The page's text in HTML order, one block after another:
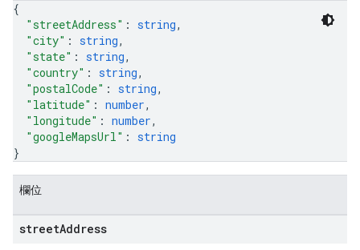
{
"streetAddress" : string,
"city" : string,
"state" : string,
"country" : string,
"postalCode" : string,
"latitude" : number,
"longitude" : number,
"googleMapsUrl" : string
}
欄位
streetAddress